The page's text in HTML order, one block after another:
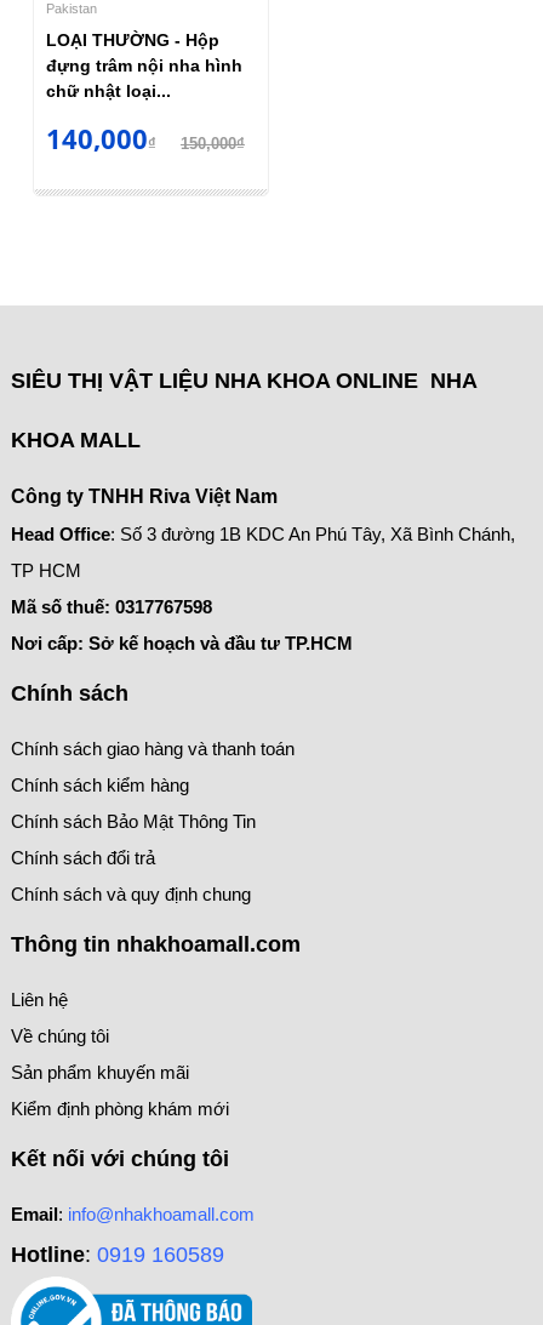
Pakistan
LOẠI THƯỜNG - Hộp
đựng trâm nội nha hình
chữ nhật loại...
140,000₫ 150,000₫
SIÊU THỊ VẬT LIỆU NHA KHOA ONLINE NHA
KHOA MALL
Công ty TNHH Riva Việt Nam
Head Office: Số 3 đường 1B KDC An Phú Tây, Xã Bình Chánh,
TP HCM
Mã số thuế: 0317767598
Nơi cấp: Sở kế hoạch và đầu tư TP.HCM
Chính sách
Chính sách giao hàng và thanh toán
Chính sách kiểm hàng
Chính sách Bảo Mật Thông Tin
Chính sách đổi trả
Chính sách và quy định chung
Thông tin nhakhoamall.com
Liên hệ
Về chúng tôi
Sản phẩm khuyến mãi
Kiểm định phòng khám mới
Kết nối với chúng tôi
Email: info@nhakhoamall.com
Hotline: 0919 160589